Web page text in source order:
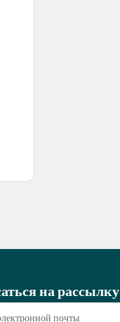
на рассылку